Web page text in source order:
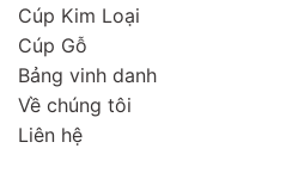
Cúp Kim Loại
Cúp Gỗ
Bảng vinh danh
Về chúng tôi
Liên hệ